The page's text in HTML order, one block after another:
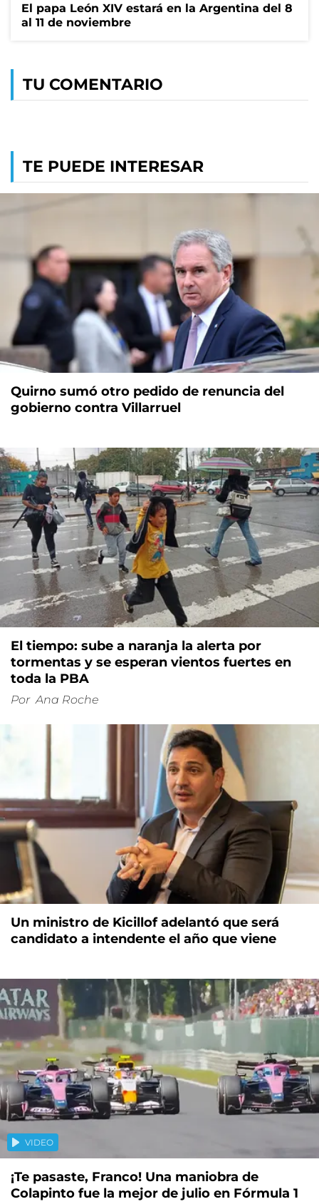
El papa León XIV estará en la Argentina del 8
al 11 de noviembre
TU COMENTARIO
TE PUEDE INTERESAR
Quirno sumó otro pedido de renuncia del
gobierno contra Villarruel
El tiempo: sube a naranja la alerta por
tormentas y se esperan vientos fuertes en
toda la PBA
Por Ana Roche
Un ministro de Kicillof adelantó que será
candidato a intendente el año que viene
VIDEO
¡Te pasaste, Franco! Una maniobra de
Colapinto fue la mejor de julio en Fórmula 1